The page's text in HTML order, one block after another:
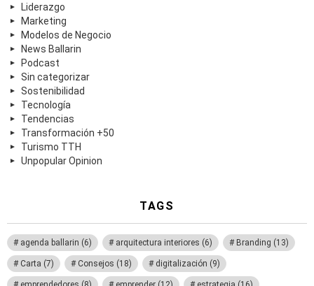
Liderazgo
Marketing
Modelos de Negocio
News Ballarin
Podcast
Sin categorizar
Sostenibilidad
Tecnología
Tendencias
Transformación +50
Turismo TTH
Unpopular Opinion
TAGS
agenda ballarin (6) arquitectura interiores (6) Branding (13)
Carta (7) Consejos (18) digitalización (9)